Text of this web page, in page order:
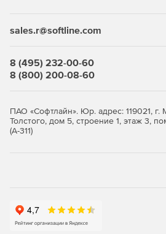
Ведение документооборота.
Управление проектами:
sales.r@softline.com
8 (495) 232-00-60
8 (800) 200-08-60
ПАО «Софтлайн». Юр. адрес: 119021, г.
Толстого, дом 5, строение 1, этаж 3,
(А-311)